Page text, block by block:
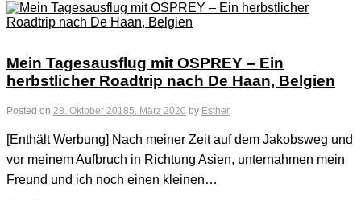
Mein Tagesausflug mit OSPREY – Ein
herbstlicher Roadtrip nach De Haan, Belgien
Posted on 28. Oktober 20185. März 2020 by Esther
[Enthält Werbung] Nach meiner Zeit auf dem Jakobsweg und
vor meinem Aufbruch in Richtung Asien, unternahmen mein
Freund und ich noch einen kleinen…